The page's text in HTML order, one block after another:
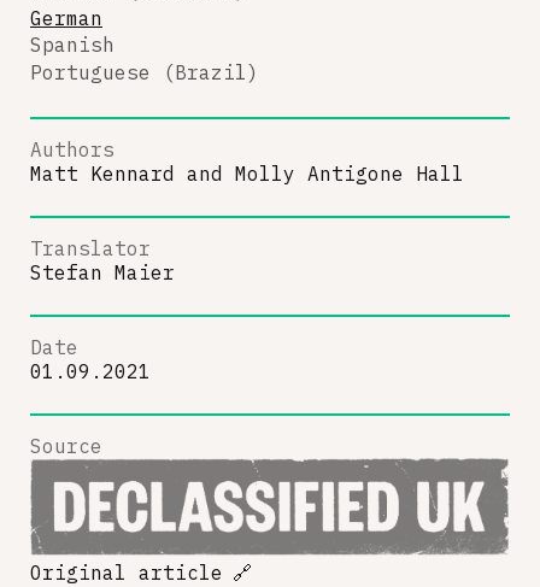
German
Spanish
Portuguese (Brazil)
Authors
Matt Kennard
and Molly Antigone Hall
Translator
Stefan Maier
Date
01.09.2021
Source
Original article 🔗